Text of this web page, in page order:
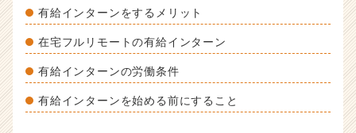
ー・
成
長
企
業
ら
有給インターンをするメリット
在宅フルリモートの有給インターン
有給インターンの労働条件
有給インターンを始める前にすること